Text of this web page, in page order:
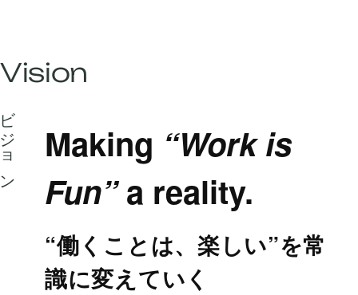
Vision
ン Making “Work is
Fun”a reality.
“働くことは、楽しい”を常
識に変えていく